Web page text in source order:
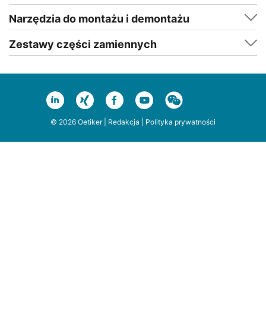
Narzędzia do montażu i demontażu
Zestawy części zamiennych
© 2026 Oetiker | Redakcja Polityka prywatności